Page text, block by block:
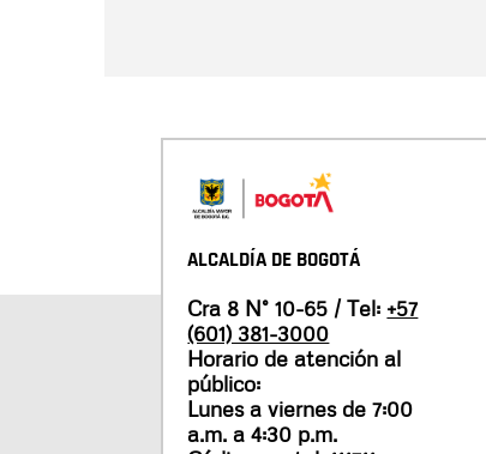
ALCALDÍA DE BOGOTÁ
Cra 8 N° 10-65 / Tel: +57
(601) 381-3000
Horario de atención al
público:
Lunes a viernes de 7:00
a.m. a 4:30 p.m.